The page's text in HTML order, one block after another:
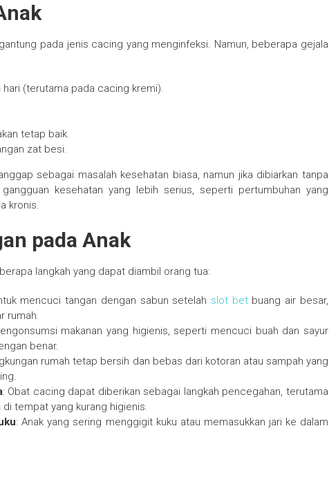
pada jenis cacing yang menginfeksi. Namun, beberapa gejala
(terutama pada cacing kremi).
tetap baik.
zat besi.
sebagai masalah kesehatan biasa, namun jika dibiarkan tanpa
kesehatan yang lebih serius, seperti pertumbuhan yang
kronis.
pada Anak
langkah yang dapat diambil orang tua:
mencuci tangan dengan sabun setelah slot betbuang air besar,
rumah.
makanan yang higienis, seperti mencuci buah dan sayur
benar.
rumah tetap bersih dan bebas dari kotoran atau sampah yang
: Obat cacing dapat diberikan sebagai langkah pencegahan, terutama
tempat yang kurang higienis.
: Anak yang sering menggigit kuku atau memasukkan jari ke dalam